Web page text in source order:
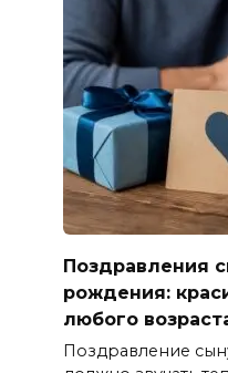
Поздравления
рождения:
любого
Поздравление